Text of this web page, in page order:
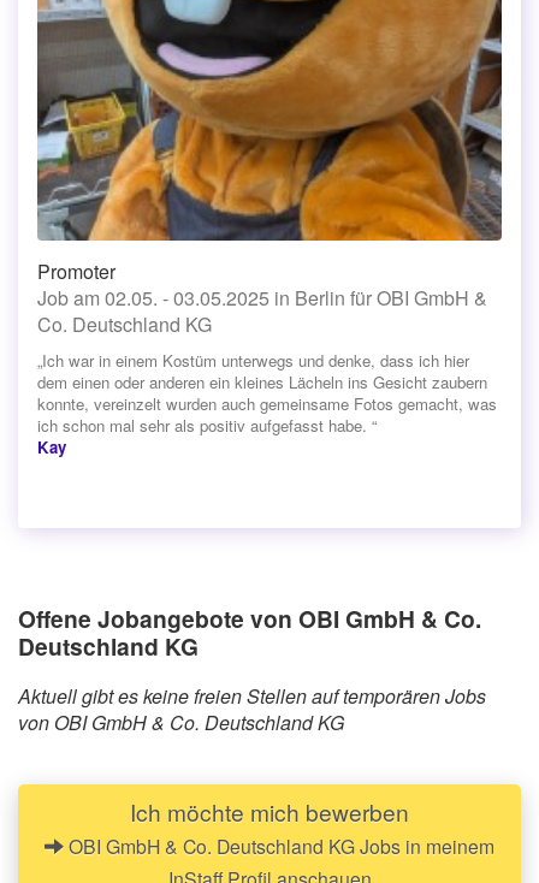
Promoter
Job am 02.05. - 03.05.2025 in Berlin für OBI GmbH &
Co. Deutschland KG
„Ich war in einem Kostüm unterwegs und denke, dass ich hier
dem einen oder anderen ein kleines Lächeln ins Gesicht zaubern
konnte, vereinzelt wurden auch gemeinsame Fotos gemacht, was
ich schon mal sehr als positiv aufgefasst habe. “
Kay
Offene Jobangebote von OBI GmbH & Co.
Deutschland KG
Aktuell gibt es keine freien Stellen auf temporären Jobs
von OBI GmbH & Co. Deutschland KG
Ich möchte mich bewerben
OBI GmbH & Co. Deutschland KG Jobs in meinem